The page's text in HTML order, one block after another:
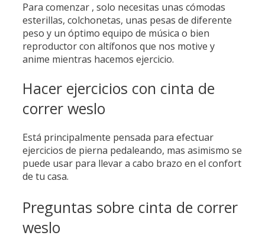
Para comenzar , solo necesitas unas cómodas
esterillas, colchonetas, unas pesas de diferente
peso y un óptimo equipo de música o bien
reproductor con altífonos que nos motive y
anime mientras hacemos ejercicio.
Hacer ejercicios con cinta de
correr weslo
Está principalmente pensada para efectuar
ejercicios de pierna pedaleando, mas asimismo se
puede usar para llevar a cabo brazo en el confort
de tu casa.
Preguntas sobre cinta de correr
weslo